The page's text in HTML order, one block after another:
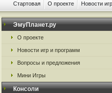
Стартовая О проекте Новости
ЭмуПланет.ру
О проекте
Новости игр и программ
Вопросы и предложения
Мини Игры
Консоли